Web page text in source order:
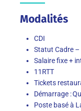
Modalités
CDI
Statut Cadre
Salaire fixe +
11RTT
Tickets
Démarrage :
Poste basé à